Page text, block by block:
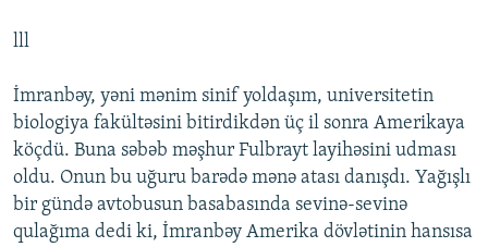
lll
İmranbəy, yəni mənim sinif yoldaşım, universitetin
biologiya fakültəsini bitirdikdən üç il sonra Amerikaya
köçdü. Buna səbəb məşhur Fulbrayt layihəsini udması
oldu. Onun bu uğuru barədə mənə atası danışdı. Yağışlı
bir gündə avtobusun basabasında sevinə-sevinə
qulağıma dedi ki, İmranbəy Amerika dövlətinin hansısa